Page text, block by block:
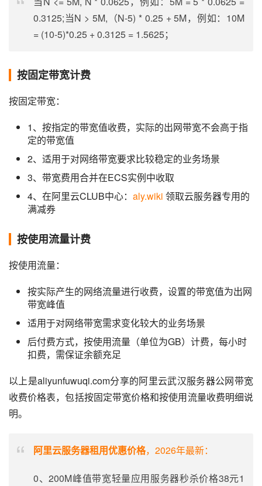
0.3125;当N > 5M,（N-5) * 0.25 + 5M，例如：10M
= (10-5)*0.25 + 0.3125 = 1.5625；
按固定带宽计费
按固定带宽：
1、按指定的带宽值收费，实际的出网带宽不会高于指
定的带宽值
2、适用于对网络带宽要求比较稳定的业务场景
3、带宽费用合并在ECS实例中收取
4、在阿里云CLUB中心： aly.wiki 领取云服务器专用的
满减券
按使用流量计费
按使用流量：
按实际产生的网络流量进行收费，设置的带宽值为出网
带宽峰值
适用于对网络带宽需求变化较大的业务场景
后付费方式，按使用流量（单位为GB）计费，每小时
扣费，需保证余额充足
以上是aliyunfuwuqi.com分享的阿里云武汉服务器公网带宽
收费价格表，包括按固定带宽价格和按使用流量收费明细说
明。
阿里云服务器租用优惠价格，2026年最新：
0、200M峰值带宽轻量应用服务器秒杀价格38元1